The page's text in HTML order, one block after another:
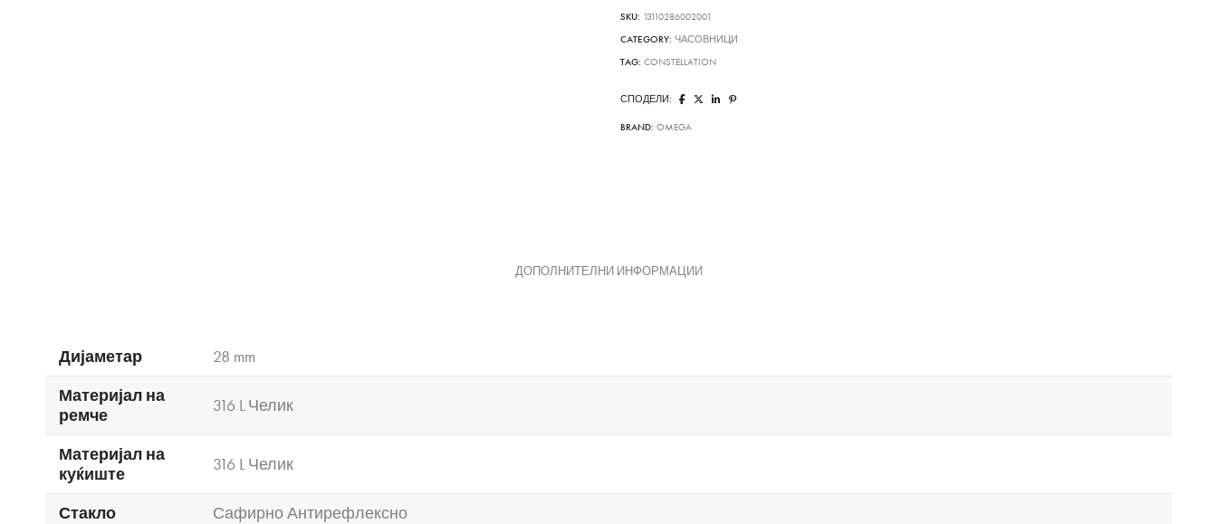
SKU: 13110286002001
CATEGORY: ЧАСОВНИЦИ
TAG:CONSTELLATION
СПОДЕЛИ:
BRAND:OMEGA
ДОПОЛНИТЕЛНИ ИНФОРМАЦИИ
Дијаметар
28 mm
Материјал на
ремче
316 L Челик
Материјал на
куќиште
316 L Челик
Стакло
Сафирно Антирефлексно